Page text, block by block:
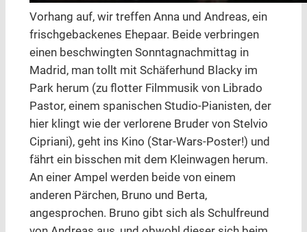
Vorhang auf, wir treffen Anna und Andreas, ein
frischgebackenes Ehepaar. Beide verbringen
einen beschwingten Sonntagnachmittag in
Madrid, man tollt mit Schäferhund Blacky im
Park herum (zu flotter Filmmusik von Librado
Pastor, einem spanischen Studio-Pianisten, der
hier klingt wie der verlorene Bruder von Stelvio
Cipriani), geht ins Kino (Star-Wars-Poster!) und
fährt ein bisschen mit dem Kleinwagen herum.
An einer Ampel werden beide von einem
anderen Pärchen, Bruno und Berta,
angesprochen. Bruno gibt sich als Schulfreund